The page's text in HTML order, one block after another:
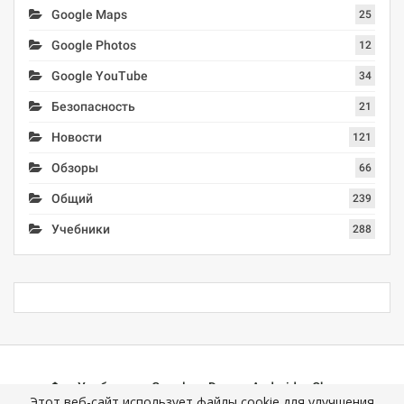
Google Maps 25
Google Photos 12
Google YouTube 34
Безопасность 21
Новости 121
Обзоры 66
Общий 239
Учебники 288
Учебники Google Docs Android Chrome